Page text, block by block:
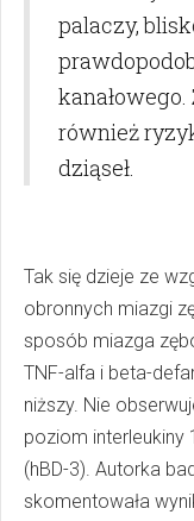
palaczy,
również
dziąseł.
Tak się dzieje ze
obronnych miazgi
sposób miazga
TNF-alfa i beta-
niższy. Nie
poziom interleukiny
(hBD-3). Autorka
skomentowała